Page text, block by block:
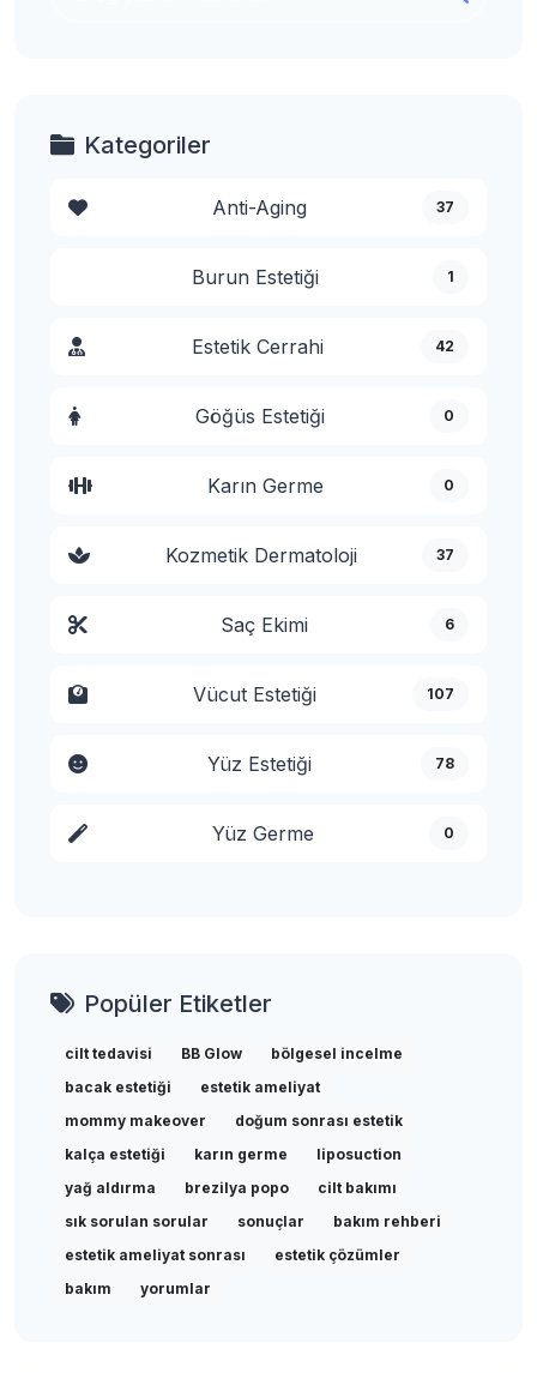
Kategoriler
Anti-Aging 37
Burun Estetiği 1
Estetik Cerrahi 42
Göğüs Estetiği 0
Karın Germe 0
Kozmetik Dermatoloji 37
Saç Ekimi 6
Vücut Estetiği 107
Yüz Estetiği 78
Yüz Germe 0
Popüler Etiketler
cilt tedavisi BB Glow
bölgesel incelme
bacak estetiği
estetik ameliyat
mommy makeover
doğum sonrası estetik
kalça estetiği
karın germe
liposuction
yağ aldırma
brezilya popo
cilt bakımı
sık sorulan sorular
sonuçlar
bakım rehberi
estetik ameliyat sonrası
estetik çözümler
bakım
yorumlar